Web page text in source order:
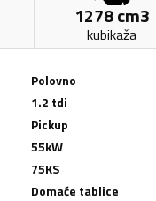
1278cm3
kubikaža
Polovno
1.2 tdi
Pickup
55kW
75KS
Domaće tablice